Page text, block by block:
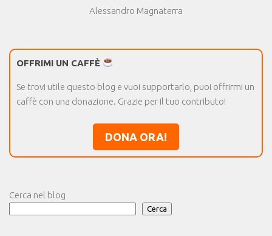
Alessandro Magnaterra
OFFRIMI UN CAFFÈ
Se trovi utile questo blog e vuoi supportarlo, puoi offrirmi un
caffè con una donazione. Grazie per il tuo contributo!
DONA ORA!
Cerca nel blog
Cerca